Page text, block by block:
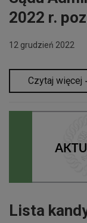
2022 r.
12 grudzień 2022
Czytaj więcej
Lista